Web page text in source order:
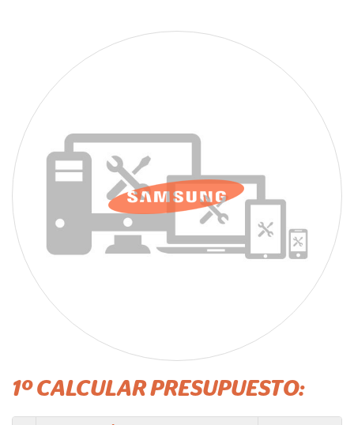
1º CALCULAR PRESUPUESTO: